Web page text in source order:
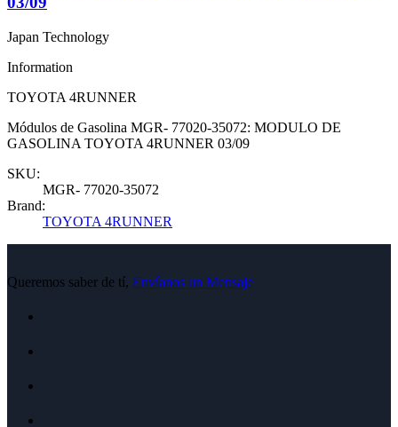
Japan Technology
Information
TOYOTA 4RUNNER
Módulos de Gasolina MGR- 77020-35072: MODULO DE
GASOLINA TOYOTA 4RUNNER 03/09
SKU:
MGR- 77020-35072
Brand:
TOYOTA 4RUNNER
Queremos saber de tí, Envíanos un Mensaje